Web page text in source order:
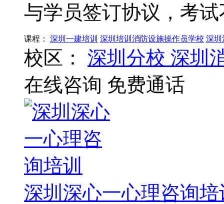
与学员签订协议，考
课程： 深圳一建培训 深圳培训消防设施操作员学校 深圳
校区： 深圳分校 深圳
在线咨询 免费通话
深圳深心一心理咨询培